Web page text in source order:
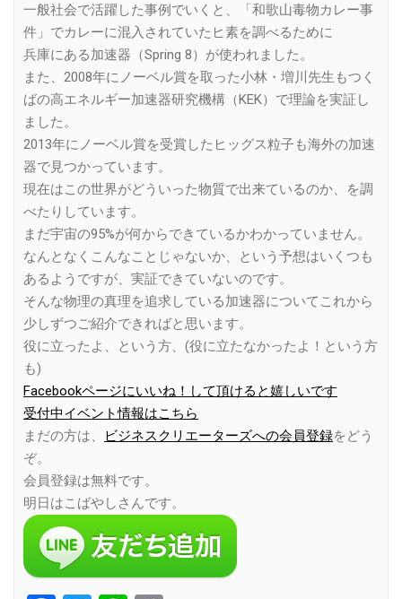
一般社会で活躍した事例でいくと、「和歌山毒物カレー事
件」でカレーに混入されていたヒ素を調べるために
兵庫にある加速器（Spring 8）が使われました。
また、2008年にノーベル賞を取った小林・増川先生もつく
ばの高エネルギー加速器研究機構（KEK）で理論を実証し
ました。
2013年にノーベル賞を受賞したヒッグス粒子も海外の加速
器で見つかっています。
現在はこの世界がどういった物質で出来ているのか、を調
べたりしています。
まだ宇宙の95%が何からできているかわかっていません。
なんとなくこんなことじゃないか、という予想はいくつも
あるようですが、実証できていないのです。
そんな物理の真理を追求している加速器についてこれから
少しずつご紹介できればと思います。
役に立ったよ、という方、(役に立たなかったよ！という方
も)
Facebookページにいいね！して頂けると嬉しいです
受付中イベント情報はこちら
まだの方は、
ビジネスクリエーターズへの会員登録をどう
ぞ。
会員登録は無料です。
明日はこばやしさんです。